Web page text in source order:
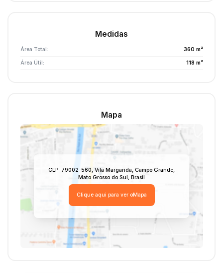
Medidas
Área Total: 360 m²
Área Útil: 118 m²
Mapa
CEP: 79002-560, Vila Margarida, Campo Grande,
Mato Grosso do Sul, Brasil
Clique aqui para ver oMapa